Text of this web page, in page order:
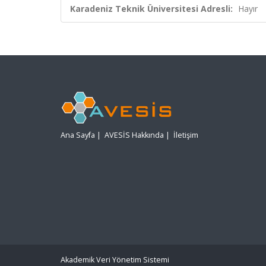
Karadeniz Teknik Üniversitesi Adresli: Hayır
Ana Sayfa | AVESİS Hakkında | İletişim
Akademik Veri Yönetim Sistemi